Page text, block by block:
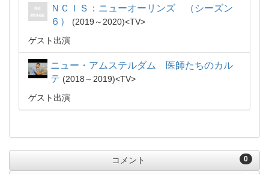
ＮＣＩＳ：ニューオーリンズ （シーズン
６）
2019～2020
TV
ゲスト出演
ニュー・アムステルダム 医師たちのカル
テ
2018～2019
TV
ゲスト出演
0
コメント